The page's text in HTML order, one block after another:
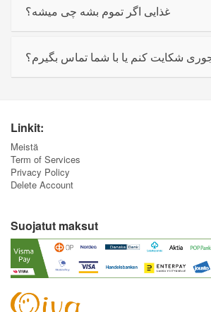
غذایی اگر تموم بشه چی میشه؟
شکایت کنم یا با شما تماس بگیرم؟
Linkit:
Meistä
Term of Services
Privacy Policy
Delete Account
Suojatut maksut